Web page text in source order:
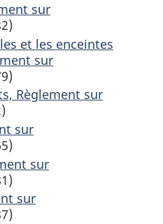
sur
et les enceintes
sur
Règlement sur
sur
sur
sur